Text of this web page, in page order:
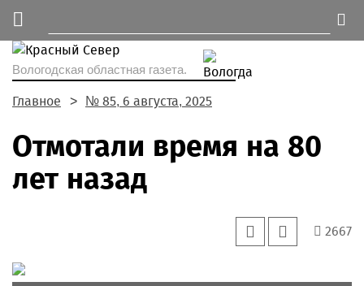
Вологодская областная газета.
Главное № 85, 6 августа, 2025
Отмотали время на 80
лет назад
2667